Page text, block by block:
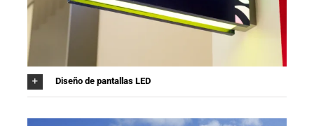
Diseño de pantallas LED